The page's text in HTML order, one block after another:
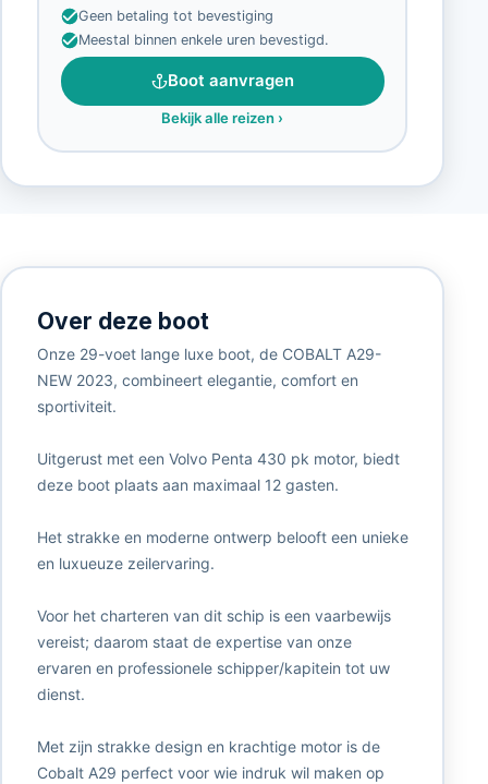
Geen betaling tot bevestiging
Meestal binnen enkele uren bevestigd.
Boot aanvragen
Bekijk alle reizen ›
Over deze boot
Onze 29-voet lange luxe boot, de COBALT A29-
NEW 2023, combineert elegantie, comfort en
sportiviteit.
Uitgerust met een Volvo Penta 430 pk motor, biedt
deze boot plaats aan maximaal 12 gasten.
Het strakke en moderne ontwerp belooft een unieke
en luxueuze zeilervaring.
Voor het charteren van dit schip is een vaarbewijs
vereist; daarom staat de expertise van onze
ervaren en professionele schipper/kapitein tot uw
dienst.
Met zijn strakke design en krachtige motor is de
Cobalt A29 perfect voor wie indruk wil maken op